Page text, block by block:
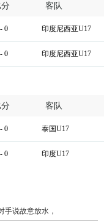
分 客队
0 印度尼西亚U17
0 印度尼西亚U17
分 客队
0 泰国U17
0 印度U17
手说故意放水，